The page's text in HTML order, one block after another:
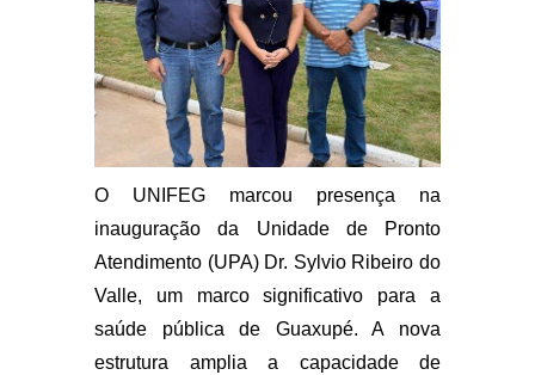
O UNIFEG marcou presença na
inauguração da Unidade de Pronto
Atendimento (UPA) Dr. Sylvio Ribeiro do
Valle, um marco significativo para a
saúde pública de Guaxupé. A nova
estrutura amplia a capacidade de